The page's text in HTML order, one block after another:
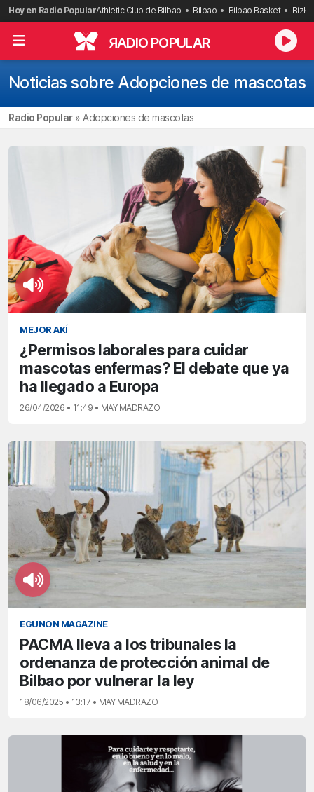
Saltar
al
contenido
Hoy en Radio PopularAthletic Club de Bilbao Bilbao Bilbao Basket
RADIO POPULAR
Noticias sobre Adopciones de mascotas
Radio Popular» Adopciones de mascotas
MEJOR AKÍ
¿Permisos laborales para cuidar
mascotas enfermas? El debate que ya
ha llegado a Europa
26/04/2026 • 11:49 • MAY MADRAZO
EGUNON MAGAZINE
PACMA lleva a los tribunales la
ordenanza de protección animal de
Bilbao por vulnerar la ley
18/06/2025 • 13:17 • MAY MADRAZO